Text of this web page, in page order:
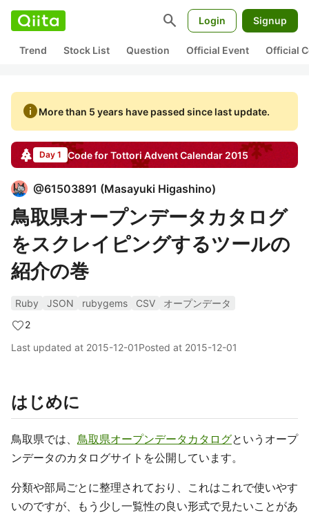
search Login Signup
Trend Stock List Question Official Event Official
infoMore than 5 years have passed since last update.
Day 1 Code for TottoriAdvent Calendar 2015
@61503891 (Masayuki Higashino)
鳥取県オープンデータカタログ
をスクレイピングするツールの
紹介の巻
Ruby JSON rubygems CSV
オープンデータ
2
Last updated at 2015-12-01Posted at 2015-12-01
はじめに
鳥取県では、 鳥取県オープンデータカタログというオープ
ンデータのカタログサイトを公開しています。
分類や部局ごとに整理されており、これはこれで使いやす
いのですが、もう少し一覧性の良い形式で見たいことがあ